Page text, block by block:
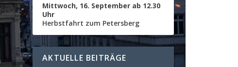
Mittwoch, 16. September ab 12.30
Uhr
Herbstfahrt zum Petersberg
AKTUELLE BEITRÄGE